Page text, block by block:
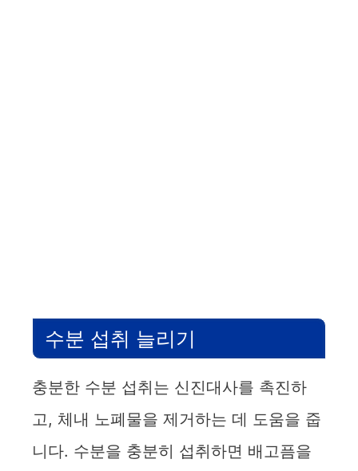
수분 섭취 늘리기
충분한 수분 섭취는 신진대사를 촉진하
고, 체내 노폐물을 제거하는 데 도움을 줍
니다. 수분을 충분히 섭취하면 배고픔을